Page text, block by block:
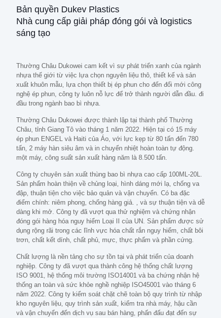
Bản quyền Dukev Plastics
Nhà cung cấp giải pháp đóng gói và logistics
sáng tạo
Thường Châu Dukowei cam kết vì sự phát triển xanh của ngành
nhựa thế giới từ việc lựa chọn nguyên liệu thô, thiết kế và sản
xuất khuôn mẫu, lựa chọn thiết bị ép phun cho đến đổi mới công
nghệ ép phun, công ty luôn nỗ lực để trở thành người dẫn đầu. đi
đầu trong ngành bao bì nhựa.
Thường Châu Dukowei được thành lập tại thành phố Thường
Châu, tỉnh Giang Tô vào tháng 1 năm 2022. Hiện tại có 15 máy
ép phun ENGEL và Haiti của Áo, với lực kẹp từ 80 tấn đến 780
tấn, 2 máy hàn siêu âm và in chuyển nhiệt hoàn toàn tự động.
một máy, công suất sản xuất hàng năm là 8.500 tấn.
Công ty chuyên sản xuất thùng bao bì nhựa cao cấp 100ML-20L.
Sản phẩm hoàn thiện về chủng loại, hình dáng mới lạ, chống va
đập, thuận tiện cho việc bảo quản và vận chuyển. Có ba đặc
điểm chính: niêm phong, chống hàng giả. , và sự thuận tiện và dễ
dàng khi mở. Công ty đã vượt qua thử nghiệm và chứng nhận
đóng gói hàng hóa nguy hiểm Loại II của UN. Sản phẩm được sử
dụng rộng rãi trong các lĩnh vực hóa chất rắn nguy hiểm, chất bôi
trơn, chất kết dính, chất phủ, mực, thực phẩm và phần cứng.
Chất lượng là nền tảng cho sự tồn tại và phát triển của doanh
nghiệp. Công ty đã vượt qua thành công hệ thống chất lượng
ISO 9001, hệ thống môi trường ISO14001 và ba chứng nhận hệ
thống an toàn và sức khỏe nghề nghiệp ISO45001 vào tháng 6
năm 2022. Công ty kiểm soát chặt chẽ toàn bộ quy trình từ nhập
kho nguyên liệu, quy trình sản xuất, kiểm tra nhà máy, hậu cần
và vận chuyển đến dịch vụ sau bán hàng, phấn đấu đạt đến sự